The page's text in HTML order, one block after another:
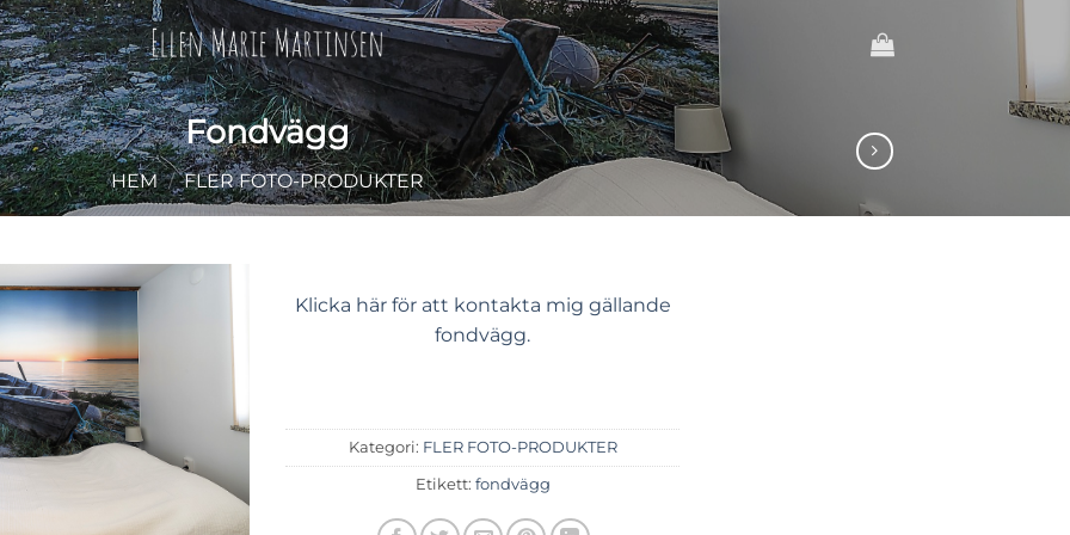
Fondvägg
HEM / FLER FOTO-PRODUKTER
Klicka här för att kontakta mig gällande
fondvägg.
Kategori: FLER FOTO-PRODUKTER
Etikett: fondvägg